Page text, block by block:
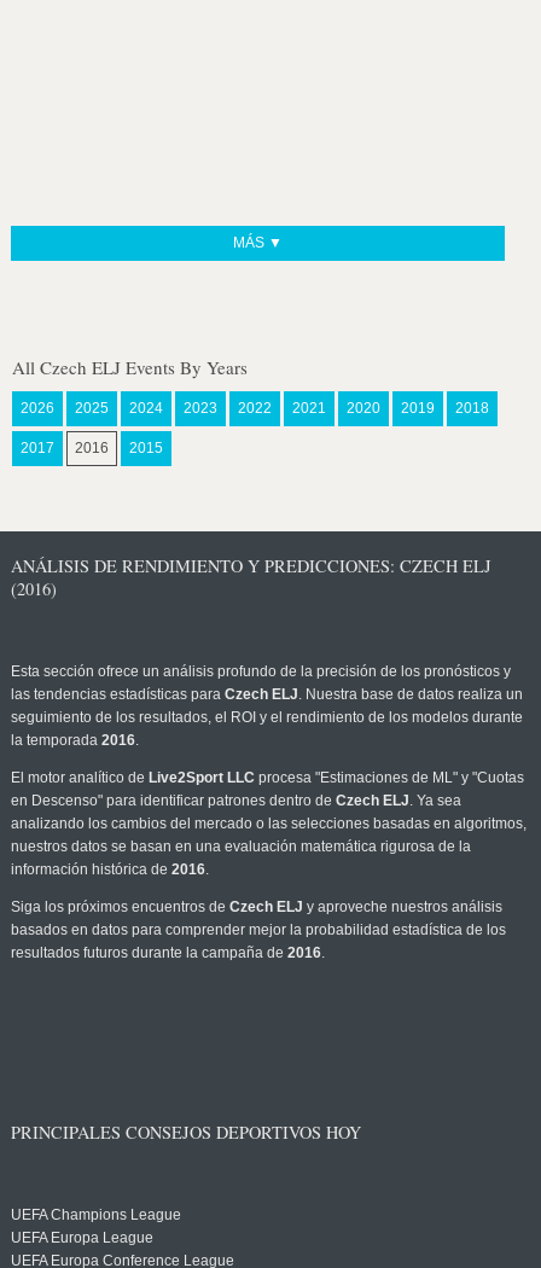
MÁS ▼
All Czech ELJ Events By Years
2026 2025 2024 2023 2022 2021 2020 2019 2018
2017 2016 2015
ANÁLISIS DE RENDIMIENTO Y PREDICCIONES: CZECH ELJ
(2016)
Esta sección ofrece un análisis profundo de la precisión de los pronósticos y
las tendencias estadísticas para Czech ELJ. Nuestra base de datos realiza un
seguimiento de los resultados, el ROI y el rendimiento de los modelos durante
la temporada 2016.
El motor analítico de Live2Sport LLC procesa "Estimaciones de ML" y "Cuotas
en Descenso" para identificar patrones dentro de Czech ELJ. Ya sea
analizando los cambios del mercado o las selecciones basadas en algoritmos,
nuestros datos se basan en una evaluación matemática rigurosa de la
información histórica de 2016.
Siga los próximos encuentros de Czech ELJ y aproveche nuestros análisis
basados en datos para comprender mejor la probabilidad estadística de los
resultados futuros durante la campaña de 2016.
PRINCIPALES CONSEJOS DEPORTIVOS HOY
UEFA Champions League
UEFA Europa League
UEFA Europa Conference League